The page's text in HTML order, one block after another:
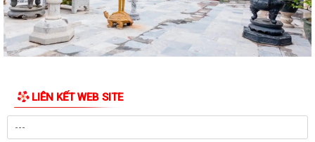
người có công và thân nhân liệt...
Kế hoạch 214/KH-UBND Triển khai thực hiện Quyết định số 350/QĐ-
TTg ngày 26/02/2026 của Thủ tướng...
Tuệ Tĩnh
Đảng ủy xã sơ kết công tác xây dựng Đảng, Chính quyền, MTTQ và các
LIÊN KẾT WEB SITE